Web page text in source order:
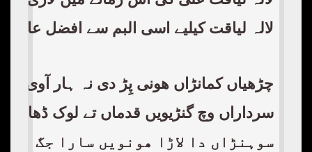
لالہ لیاقت کیلیے اسی البم سے افضل عاجز
چڑھیاں کمانڑاں ھونی پِڑ دی نہ ہار آوی
سرداراں وچ گنڑیویں قدماں تے لوک ڈھاو
سوہنڑاں دا لاڑا ھونویں سارا جگ